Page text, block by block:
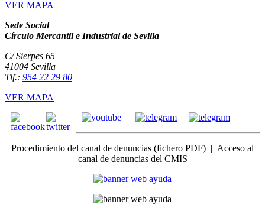
VER MAPA
Sede Social
Círculo Mercantil e Industrial de Sevilla
C/ Sierpes 65
41004 Sevilla
Tlf.: 954 22 29 80
VER MAPA
Procedimiento del canal de denuncias (fichero PDF) | Acceso al
canal de denuncias del CMIS